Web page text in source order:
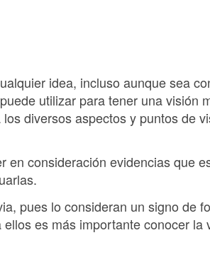
idea, incluso aunque sea
utilizar para tener una visión
diversos aspectos y puntos de
en consideración evidencias que
pues lo consideran un signo de
es más importante conocer la